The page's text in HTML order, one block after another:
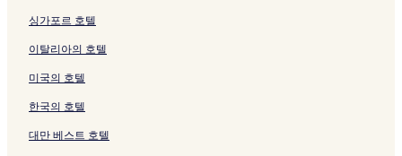
i
g
s
페
이
를
크
페
지
를
여
는
크
크
여
링
크
크
를
는
링
크
지
여
는
링
크
a
페
이
지
를
는
링
e
이
지
를
여
링
지
여
는
링
크
f
페
이
지
를
는
a
u
i
t
e
u
m
e
페
이
지
여
a
페
이
지
를
는
u
페
이
지
를
는
o
e
l
페
이
를
싱가포르 호텔
이탈리아의 호텔
미국의 호텔
한국의 호텔
대만 베스트 호텔